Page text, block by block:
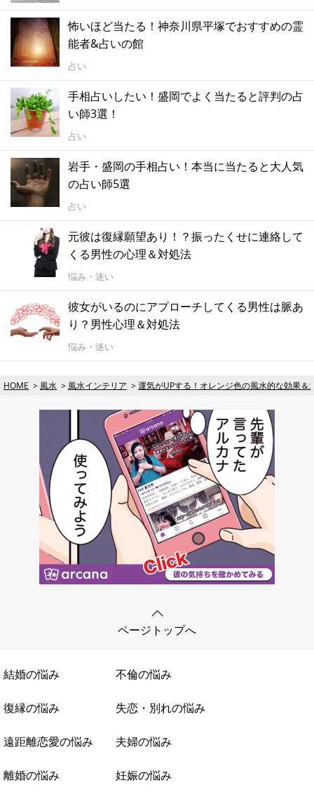
怖いほど当たる！神奈川県平塚でおすすめの霊
能者&占いの館
占い
手相占いしたい！盛岡でよく当たると評判の占
い師3選！
占い
岩手・盛岡の手相占い！本当に当たると大人気
の占い師5選
占い
元彼は復縁願望あり！？振ったくせに連絡して
くる男性の心理＆対処法
悩み・迷い
彼女がいるのにアプローチしてくる男性は脈あ
り？男性心理＆対処法
悩み・迷い
HOME 風水 風水インテリア 運気がUPする！オレンジ色の風水的な効果＆
ページトップへ
結婚の悩み 不倫の悩み
復縁の悩み 失恋・別れの悩み
遠距離恋愛の悩み 夫婦の悩み
離婚の悩み 妊娠の悩み